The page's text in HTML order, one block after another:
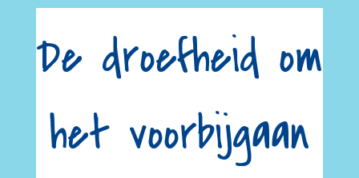
De droefheid om
het voorbijgaan